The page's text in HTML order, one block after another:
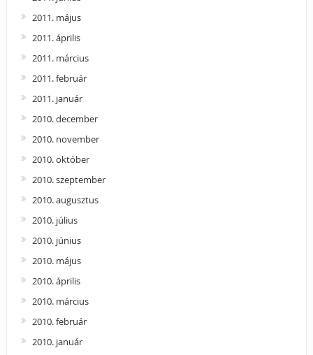
2011. május
2011. április
2011. március
2011. február
2011. január
2010. december
2010. november
2010. október
2010. szeptember
2010. augusztus
2010. július
2010. június
2010. május
2010. április
2010. március
2010. február
2010. január